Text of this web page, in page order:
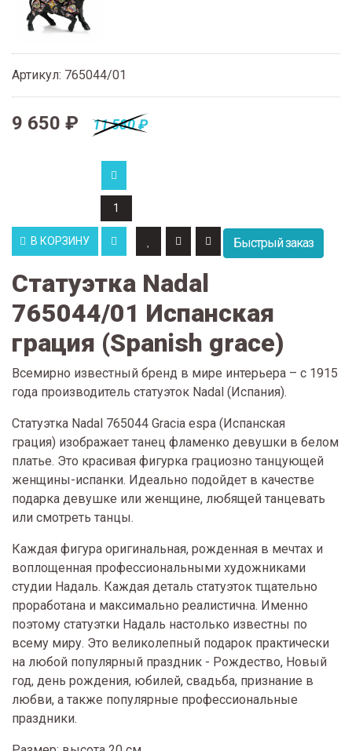
Артикул: 765044/01
9 650 ₽ 11 580 ₽
В КОРЗИНУ Быстрый заказ
Статуэтка Nadal
765044/01 Испанская
грация (Spanish grace)
Всемирно известный бренд в мире интерьера – с 1915
года производитель статуэток Nadal (Испания).
Статуэтка Nadal 765044 Gracia espa (Испанская
грация) изображает танец фламенко девушки в белом
платье. Это красивая фигурка грациозно танцующей
женщины-испанки. Идеально подойдет в качестве
подарка девушке или женщине, любящей танцевать
или смотреть танцы.
Каждая фигура оригинальная, рожденная в мечтах и
воплощенная профессиональными художниками
студии Надаль. Каждая деталь статуэток тщательно
проработана и максимально реалистична. Именно
поэтому статуэтки Надаль настолько известны по
всему миру. Это великолепный подарок практически
на любой популярный праздник - Рождество, Новый
год, день рождения, юбилей, свадьба, признание в
любви, а также популярные профессиональные
праздники.